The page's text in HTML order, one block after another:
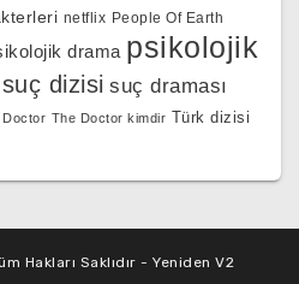
netflix People Of Earth
drama psikolojik
suç dizisi suç draması
Doctor The Doctor kimdir Türk dizisi
Hakları Saklıdır - Yeniden V2